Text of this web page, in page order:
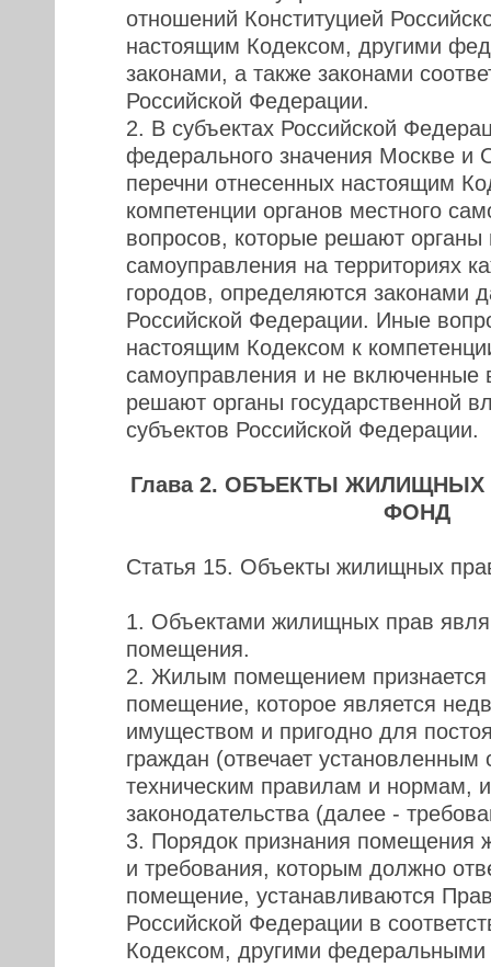
отношений Конституцией
настоящим Кодексом, другими
законами, а также законами
Российской Федерации.
2. В субъектах Российской
федерального значения Москве и
перечни отнесенных настоящим
компетенции органов местного
вопросов, которые решают органы
самоуправления на территориях
городов, определяются законами
Российской Федерации. Иные
настоящим Кодексом к
самоуправления и не включенные
решают органы государственной
субъектов Российской Федерации.
Глава 2. ОБЪЕКТЫ
ФОНД
Статья 15. Объекты жилищных
1. Объектами жилищных прав
помещения.
2. Жилым помещением признается
помещение, которое является
имуществом и пригодно для
граждан (отвечает установленным
техническим правилам и нормам,
законодательства (далее -
3. Порядок признания
и требования, которым должно
помещение, устанавливаются
Российской Федерации в
Кодексом, другими федеральными